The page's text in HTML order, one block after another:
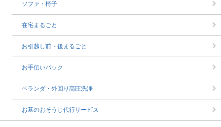
ソファ・椅子
在宅まるごと
お引越し前・後まるごと
お手伝いパック
ベランダ・外回り高圧洗浄
お墓のおそうじ代行サービス